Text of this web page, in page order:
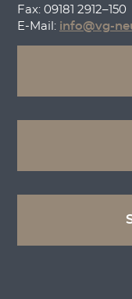
Fax: 09181 2912–150
E-Mail: info@vg-